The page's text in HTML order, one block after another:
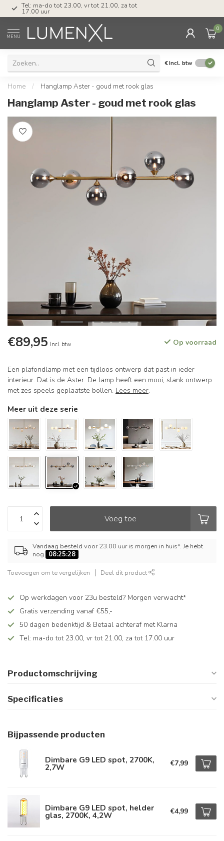
Tel: ma-do tot 23.00, vr tot 21.00, za tot
17.00 uur
MENU
0
€Incl. btw
Home / Hanglamp Aster - goud met rook glas
Hanglamp Aster - goud met rook glas
€89,95 Incl. btw Op voorraad
Een plafondlamp met een tijdloos ontwerp dat past in ieder
interieur. Dat is de Aster. De lamp heeft een mooi, slank ontwerp
met zes speels geplaatste bollen. Lees meer.
Meer uit deze serie
Voeg toe
Vandaag besteld voor 23.00 uur is morgen in huis*. Je hebt
nog
08:25:28
Toevoegen om te vergelijken Deel dit product
Op werkdagen voor 23u besteld? Morgen verwacht*
Gratis verzending vanaf €55,-
50 dagen bedenktijd & Betaal achteraf met Klarna
Tel: ma-do tot 23.00, vr tot 21.00, za tot 17.00 uur
Productomschrijving
Specificaties
Bijpassende producten
Dimbare G9 LED spot, 2700K,
2,7W €7,99
Dimbare G9 LED spot, helder
glas, 2700K, 4,2W €4,99